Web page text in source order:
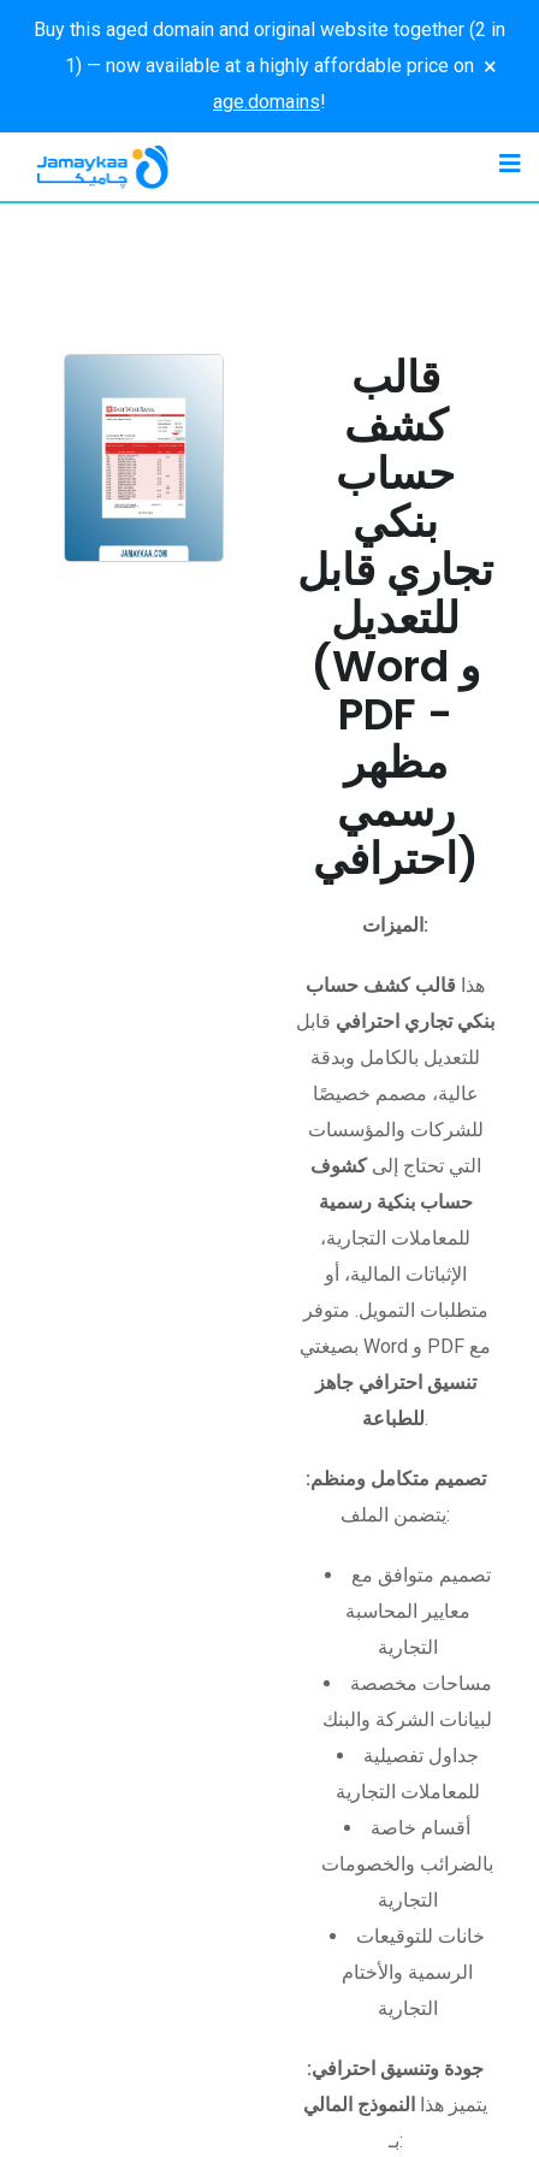
Buy this aged domain and original website together (2 in
1) — now available at a highly affordable price on
age.domains!
×
قالب
كشف
حساب
بنكي
تجاري قابل
للتعديل
(Word و
PDF -
مظهر
رسمي
احترافي)
الميزات:
هذا قالب كشف حساب
بنكي تجاري احترافي قابل
للتعديل بالكامل وبدقة
عالية، مصمم خصيصًا
للشركات والمؤسسات
التي تحتاج إلىكشوف
حساب بنكية رسمية
للمعاملات التجارية،
الإثباتات المالية، أو
متطلبات التمويل. متوفر
بصيغتي Word و PDF مع
تنسيق احترافي جاهز
للطباعة.
تصميم متكامل ومنظم:
يتضمن الملف:
تصميم متوافق مع
معايير المحاسبة
التجارية
مساحات مخصصة
لبيانات الشركة والبنك
جداول تفصيلية
للمعاملات التجارية
أقسام خاصة
بالضرائب والخصومات
التجارية
خانات للتوقيعات
الرسمية والأختام
التجارية
جودة وتنسيق احترافي:
يتميز هذا
النموذج المالي
بـ: